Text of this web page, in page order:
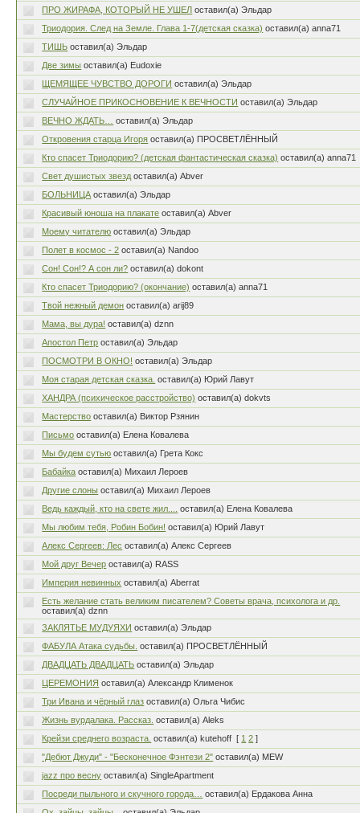
ПРО ЖИРАФА, КОТОРЫЙ НЕ УШЕЛ оставил(а) Эльдар
Триодория. След на Земле. Глава 1-7(детская сказка) оставил(а) anna71
ТИШЬ оставил(а) Эльдар
Две зимы оставил(а) Eudoxie
ЩЕМЯЩЕЕ ЧУВСТВО ДОРОГИ оставил(а) Эльдар
СЛУЧАЙНОЕ ПРИКОСНОВЕНИЕ К ВЕЧНОСТИ оставил(а) Эльдар
ВЕЧНО ЖДАТЬ…
оставил(а) Эльдар
Откровения старца Игоря оставил(а) ПРОСВЕТЛЁННЫЙ
Кто спасет Триодорию? (детская фантастическая сказка) оставил(а) anna71
Свет душистых звезд оставил(а) Abver
БОЛЬНИЦА оставил(а) Эльдар
Красивый юноша на плакате оставил(а) Abver
Моему читателю оставил(а) Эльдар
Полет в космос - 2 оставил(а) Nandoo
Сон! Сон!? А сон ли? оставил(а) dokont
Кто спасет Триодорию? (окончание) оставил(а) anna71
Твой нежный демон оставил(а) arij89
Мама, вы дура! оставил(а) dznn
Апостол Петр оставил(а) Эльдар
ПОСМОТРИ В ОКНО! оставил(а) Эльдар
Моя старая детская сказка. оставил(а) Юрий Лавут
ХАНДРА (психическое расстройство) оставил(а) dokvts
Мастерство оставил(а) Виктор Рзянин
Письмо оставил(а) Елена Ковалева
Мы будем сутью оставил(а) Грета Кокс
Бабайка оставил(а) Михаил Лероев
Другие слоны оставил(а) Михаил Лероев
Ведь каждый, кто на свете жил....
оставил(а) Елена Ковалева
Мы любим тебя, Робин Бобин! оставил(а) Юрий Лавут
Алекс Сергеев: Лес оставил(а) Алекс Сергеев
Мой друг Вечер оставил(а) RASS
Империя невинных оставил(а) Aberrat
Есть желание стать великим писателем? Советы врача, психолога и др.
оставил(а) dznn
ЗАКЛЯТЬЕ МУДУЯХИ оставил(а) Эльдар
ФАБУЛА Атака судьбы. оставил(а) ПРОСВЕТЛЁННЫЙ
ДВАДЦАТЬ ДВАДЦАТЬ оставил(а) Эльдар
ЦЕРЕМОНИЯ оставил(а) Александр Клименок
Три Ивана и чёрный глаз оставил(а) Ольга Чибис
Жизнь вурдалака. Рассказ. оставил(а) Aleks
Крейзи среднего возраста. оставил(а) kutehoff [ 1 2 ]
"Дебют Джуди" - "Бесконечное Фэнтези 2" оставил(а) MEW
jazz про весну оставил(а) SingleApartment
Посреди пыльного и скучного города…
оставил(а) Ердакова Анна